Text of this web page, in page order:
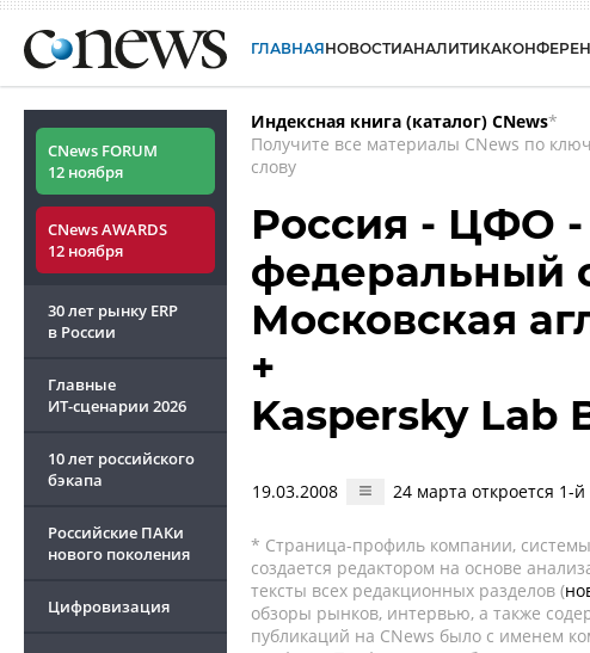
ГЛАВНАЯНОВОСТИАНАЛИТИКА
CNews FORUM
12 ноября
CNews AWARDS
12 ноября
30 лет рынку ERP
в России
Главные
ИТ-сценарии 2026
10 лет российского
бэкапа
Российские ПАКи
нового поколения
Цифровизация
Индексная книга (каталог) CNews*
Получите все материалы CNews по
слову
Россия - ЦФО
федеральный
Московская
+
Kaspersky Lab
19.03.2008 24 марта откроется 1-
* Страница-профиль компании, системы
создается редактором на основе
тексты всех редакционных разделов (
обзоры рынков, интервью, а также
публикаций на CNews было с именем